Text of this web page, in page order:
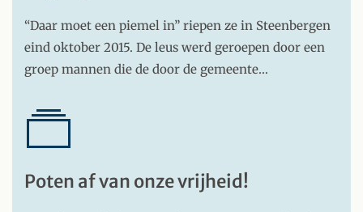
“Daar moet een piemel in” riepen ze in Steenbergen
eind oktober 2015. De leus werd geroepen door een
groep mannen die de door de gemeente…
Poten af van onze vrijheid!